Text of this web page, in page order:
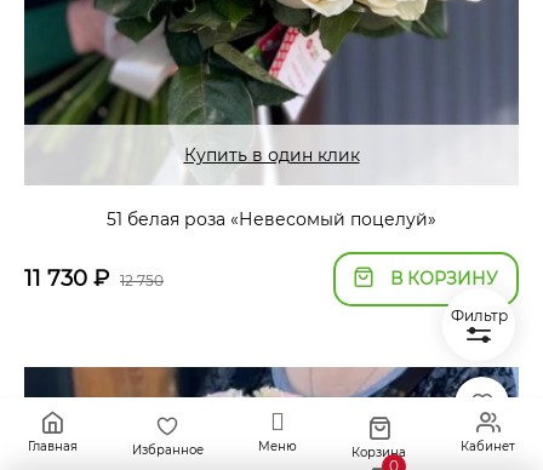
Главная Избранное Меню Корзина
0
Кабинет
Купить в один клик
51 белая роза «Невесомый поцелуй»
11 730 ₽ 12 750 В КОРЗИНУ
Фильтр